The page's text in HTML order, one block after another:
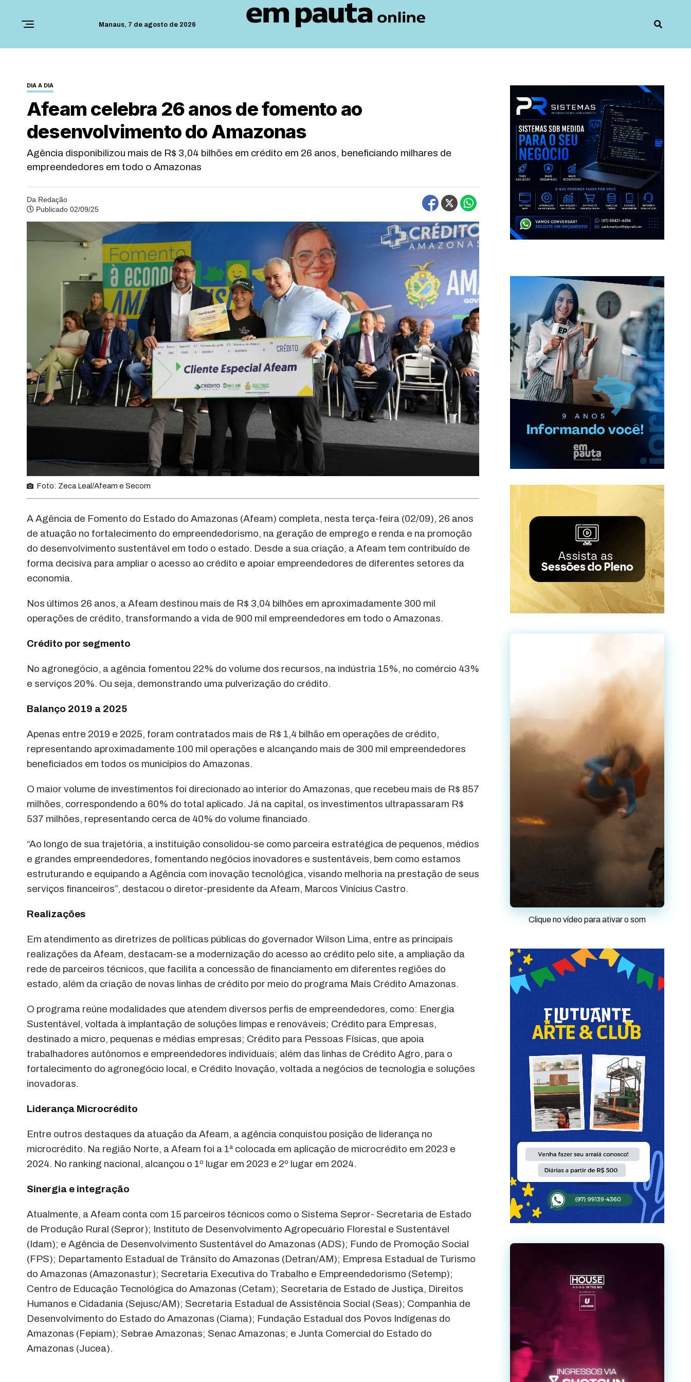
Manaus, 7 de agosto de 2026
DIA A DIA
Afeam celebra 26 anos de fomento ao
desenvolvimento do Amazonas
Agência disponibilizou mais de R$ 3,04 bilhões em crédito em 26 anos, beneficiando milhares de
empreendedores em todo o Amazonas
Da Redação
Publicado 02/09/25
Foto: Zeca Leal/Afeam e Secom
A Agência de Fomento do Estado do Amazonas (Afeam) completa, nesta terça-feira (02/09), 26 anos
de atuação no fortalecimento do empreendedorismo, na geração de emprego e renda e na promoção
do desenvolvimento sustentável em todo o estado. Desde a sua criação, a Afeam tem contribuído de
forma decisiva para ampliar o acesso ao crédito e apoiar empreendedores de diferentes setores da
economia.
Nos últimos 26 anos, a Afeam destinou mais de R$ 3,04 bilhões em aproximadamente 300 mil
operações de crédito, transformando a vida de 900 mil empreendedores em todo o Amazonas.
Crédito por segmento
No agronegócio, a agência fomentou 22% do volume dos recursos, na indústria 15%, no comércio 43%
e serviços 20%. Ou seja, demonstrando uma pulverização do crédito.
Balanço 2019 a 2025
Apenas entre 2019 e 2025, foram contratados mais de R$ 1,4 bilhão em operações de crédito,
representando aproximadamente 100 mil operações e alcançando mais de 300 mil empreendedores
beneficiados em todos os municípios do Amazonas.
O maior volume de investimentos foi direcionado ao interior do Amazonas, que recebeu mais de R$ 857
milhões, correspondendo a 60% do total aplicado. Já na capital, os investimentos ultrapassaram R$
537 milhões, representando cerca de 40% do volume financiado.
“Ao longo de sua trajetória, a instituição consolidou-se como parceira estratégica de pequenos, médios
e grandes empreendedores, fomentando negócios inovadores e sustentáveis, bem como estamos
estruturando e equipando a Agência com inovação tecnológica, visando melhoria na prestação de seus
serviços financeiros”, destacou o diretor-presidente da Afeam, Marcos Vinícius Castro.
Realizações
Em atendimento as diretrizes de políticas públicas do governador Wilson Lima, entre as principais
realizações da Afeam, destacam-se a modernização do acesso ao crédito pelo site, a ampliação da
rede de parceiros técnicos, que facilita a concessão de financiamento em diferentes regiões do
estado, além da criação de novas linhas de crédito por meio do programa Mais Crédito Amazonas.
O programa reúne modalidades que atendem diversos perfis de empreendedores, como: Energia
Sustentável, voltada à implantação de soluções limpas e renováveis; Crédito para Empresas,
destinado a micro, pequenas e médias empresas; Crédito para Pessoas Físicas, que apoia
trabalhadores autônomos e empreendedores individuais; além das linhas de Crédito Agro, para o
fortalecimento do agronegócio local, e Crédito Inovação, voltada a negócios de tecnologia e soluções
inovadoras.
Liderança Microcrédito
Entre outros destaques da atuação da Afeam, a agência conquistou posição de liderança no
microcrédito. Na região Norte, a Afeam foi a 1ª colocada em aplicação de microcrédito em 2023 e
2024. No ranking nacional, alcançou o 1º lugar em 2023 e 2º lugar em 2024.
Sinergia e integração
Atualmente, a Afeam conta com 15 parceiros técnicos como o Sistema Sepror- Secretaria de Estado
de Produção Rural (Sepror); Instituto de Desenvolvimento Agropecuário Florestal e Sustentável
(Idam); e Agência de Desenvolvimento Sustentável do Amazonas (ADS); Fundo de Promoção Social
(FPS); Departamento Estadual de Trânsito do Amazonas (Detran/AM); Empresa Estadual de Turismo
do Amazonas (Amazonastur); Secretaria Executiva do Trabalho e Empreendedorismo (Setemp);
Centro de Educação Tecnológica do Amazonas (Cetam); Secretaria de Estado de Justiça, Direitos
Humanos e Cidadania (Sejusc/AM); Secretaria Estadual de Assistência Social (Seas); Companhia de
Desenvolvimento do Estado do Amazonas (Ciama); Fundação Estadual dos Povos Indígenas do
Amazonas (Fepiam); Sebrae Amazonas; Senac Amazonas; e Junta Comercial do Estado do
Amazonas (Jucea).
Clique no vídeo para ativar o som